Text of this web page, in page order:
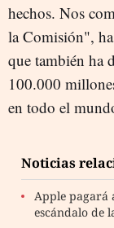
hechos. Nos
la Comisión",
que también ha
100.000
en todo el
Noticias
Apple pagará
escándalo de